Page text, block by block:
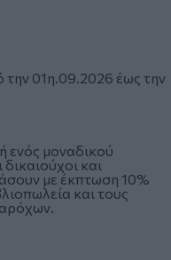
01η.09.2026 έως την
ενός μοναδικού
και
με έκπτωση 10%
και τους